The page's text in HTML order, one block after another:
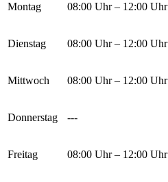
Montag 08:00 Uhr – 12:00 Uhr
Dienstag 08:00 Uhr – 12:00 Uhr
Mittwoch 08:00 Uhr – 12:00 Uhr
Donnerstag ---
Freitag 08:00 Uhr – 12:00 Uhr